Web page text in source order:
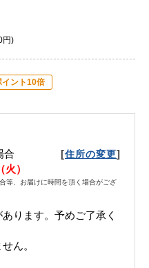
円)
イント10倍
合 [住所の変更]
）
等、お届けに時間を頂く場合がござ
ります。予めご了承く
ん。